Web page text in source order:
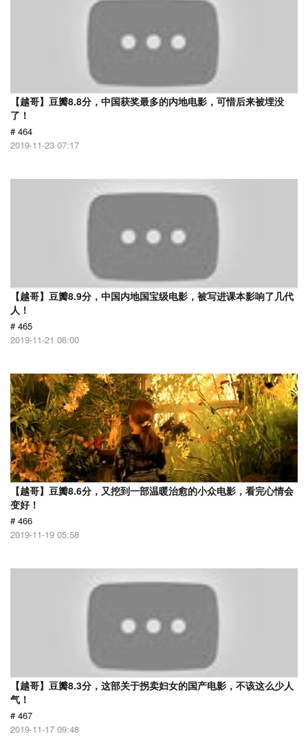
【越哥】豆瓣8.8分，中国获奖最多的内地电影，可惜后来被埋没
了！
# 464
2019-11-23 07:17
【越哥】豆瓣8.9分，中国内地国宝级电影，被写进课本影响了几代
人！
# 465
2019-11-21 06:00
【越哥】豆瓣8.6分，又挖到一部温暖治愈的小众电影，看完心情会
变好！
# 466
2019-11-19 05:58
【越哥】豆瓣8.3分，这部关于拐卖妇女的国产电影，不该这么少人
气！
# 467
2019-11-17 09:48